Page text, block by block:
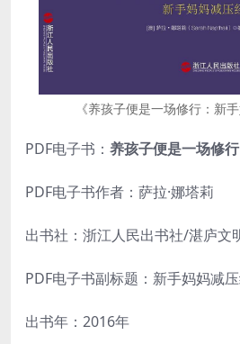
《养孩子便是一场修行：新
PDF电子书： 养孩子便是一场修
PDF电子书作者：萨拉·娜塔莉
出书社：浙江人民出书社/湛庐文
PDF电子书副标题：新手妈妈减
出书年：2016年